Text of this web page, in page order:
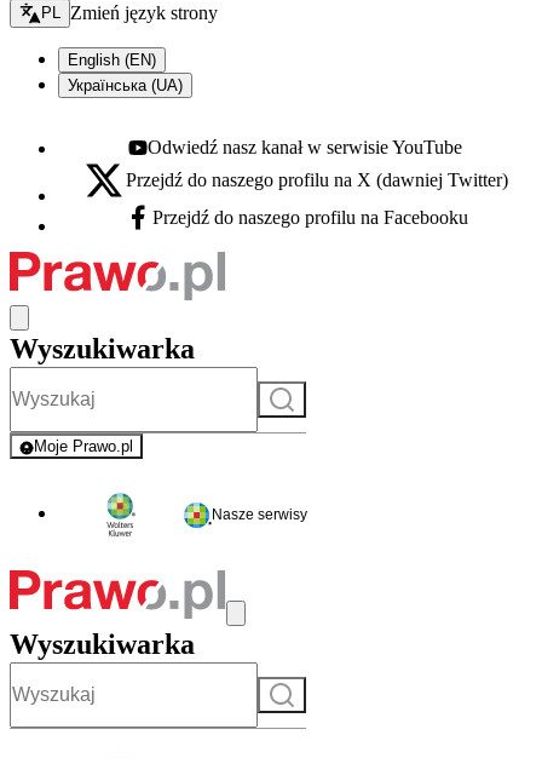
Zmień język - bieżący:
PL Zmień język strony
English (EN)
Українська (UA)
Youtube - otwiera się w nowej karcie
Odwiedź nasz kanał w serwisie YouTube
X - otwiera się w nowej karcie
Przejdź do naszego profilu na X (dawniej Twitter)
Facebook - otwiera się w nowej karcie
Przejdź do naszego profilu na Facebooku
Wyszukiwarka
Szukaj
Moje Prawo.pl
- rejestracja i logowanie do serwisu
Nasze serwisy
Wyszukiwarka
Szukaj